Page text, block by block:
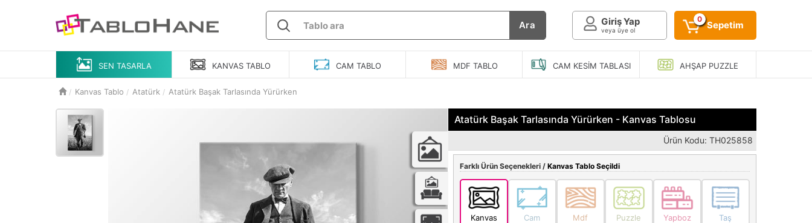
Ara Giriş Yap
veya üye ol
0
Sepetim
SEN TASARLA KANVAS TABLO CAM TABLO MDF TABLO CAM KESIM TABLASI AHŞAPPUZZLE
Kanvas Tablo Atatürk Atatürk Başak Tarlasında Yürürken
Atatürk Başak Tarlasında Yürürken - Kanvas Tablosu
Ürün Kodu: TH025858
Farklı Ürün Seçenekleri / Kanvas Tablo Seçildi
Kanvas Cam Mdf Puzzle Yapboz Taş